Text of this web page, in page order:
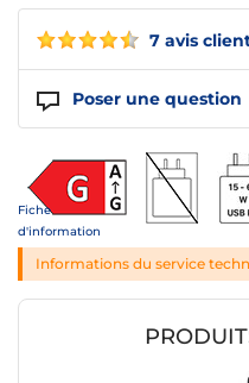
7 avis
Poser une question
Fiche
d'information
Informations du service